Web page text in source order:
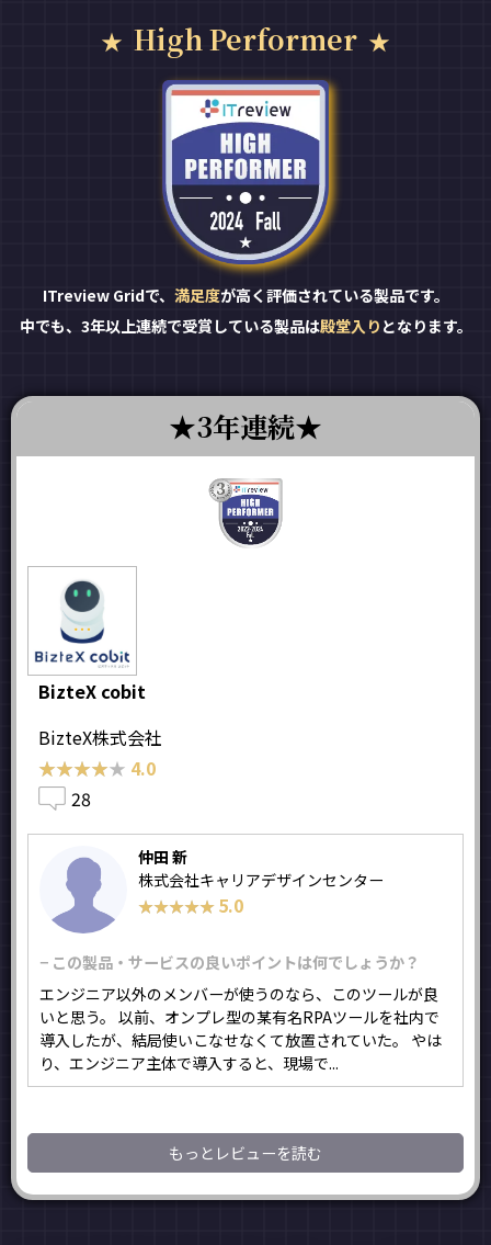
High Performer
ITreview Gridで、 満足度が高く評価されている製品です。
中でも、3年以上連続で受賞している製品は殿堂入り となります。
3年連続
BizteX cobit
BizteX株式会社
★★★★★
★★★★★ 4.0
28
仲田 新
株式会社キャリアデザインセンター
★★★★★
★★★★★ 5.0
− この製品・サービスの良いポイントは何でしょうか？
エンジニア以外のメンバーが使うのなら、このツールが良
いと思う。 以前、オンプレ型の某有名RPAツールを社内で
導入したが、結局使いこなせなくて放置されていた。 やは
り、エンジニア主体で導入すると、現場で...
もっとレビューを読む